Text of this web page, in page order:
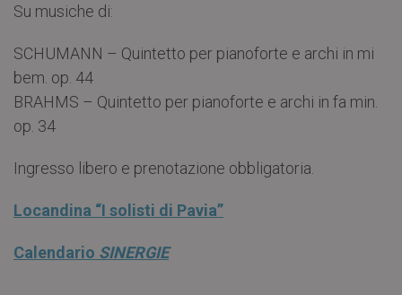
Su musiche di:
SCHUMANN – Quintetto per pianoforte e archi in mi
bem. op. 44
BRAHMS – Quintetto per pianoforte e archi in fa min.
op. 34
Ingresso libero e prenotazione obbligatoria.
Locandina “I solisti di Pavia”
Calendario SINERGIE